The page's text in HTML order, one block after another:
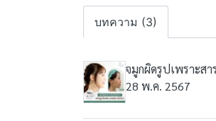
บทความ (3)
จมูกผิดรูปเพราะส
28 พ.ค. 2567